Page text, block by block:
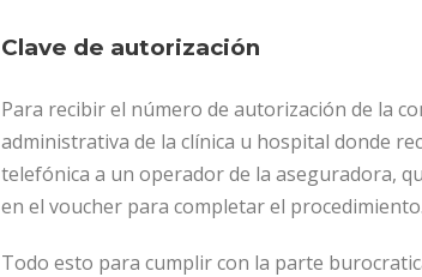
Clave de autorización
Para recibir el número de autorización de la
administrativa de la clínica u hospital donde
telefónica a un operador de la aseguradora,
en el voucher para completar el procedimiento.
Todo esto para cumplir con la parte